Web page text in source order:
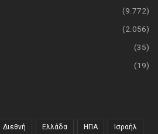
(9.772)
(2.056)
(35)
(19)
Διεθνή Ελλάδα ΗΠΑ Ισραήλ